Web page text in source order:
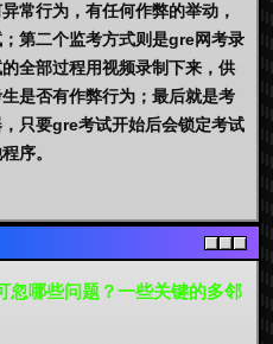
常行为，有任何作弊的举动，
第二个监考方式则是gre网考录
全部过程用视频录制下来，供
是否有作弊行为；最后就是考
只要gre考试开始后会锁定考试
序。
哪些问题？一些关键的多邻